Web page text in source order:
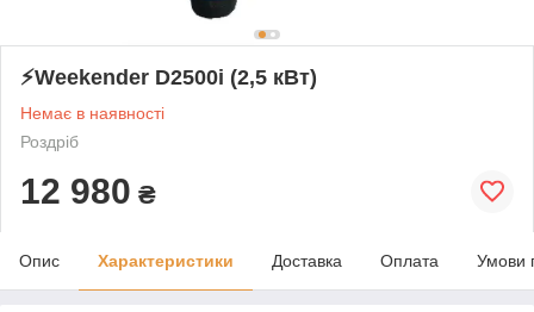
⚡Weekender D2500i (2,5 кВт)
Немає в наявності
Роздріб
12 980 ₴
Опис Характеристики Доставка Оплата Умови